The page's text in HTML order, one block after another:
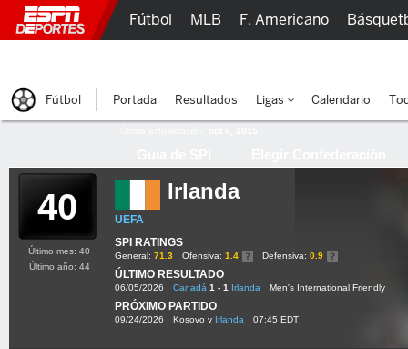
40 Irlanda
UEFA
SPI RATINGS
General: 71.3 Ofensiva: 1.4 Defensiva: 0.9
ÚLTIMO RESULTADO
06/05/2026 Canadá 1 - 1 Irlanda Men's International Friendly
PRÓXIMO PARTIDO
09/24/2026 Kosovo v Irlanda 07:45 EDT
Último mes: 40
Último año: 44
Fútbol MLB F. Americano
Fútbol Portada Resultados Ligas Calendario